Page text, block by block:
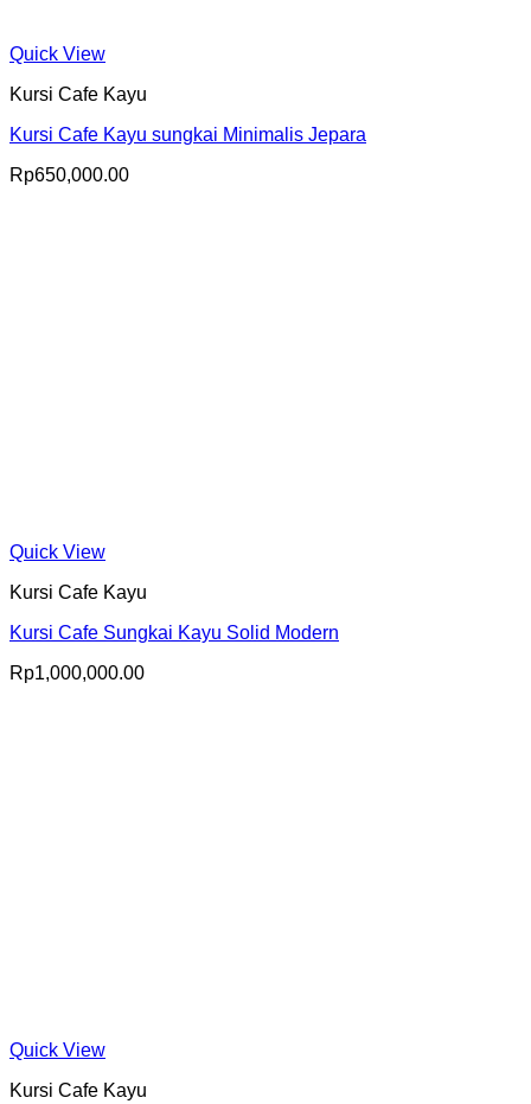
Quick View
Kursi Cafe Kayu
Kursi Cafe Kayu sungkai Minimalis Jepara
Rp650,000.00
Quick View
Kursi Cafe Kayu
Kursi Cafe Sungkai Kayu Solid Modern
Rp1,000,000.00
Quick View
Kursi Cafe Kayu